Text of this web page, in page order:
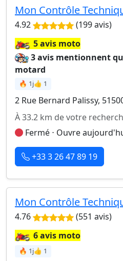
Mon Contrôle
4.92 (199 avis)
🏍️5 avis moto
3 avis mentionnent
motard
🔥 1j👍 1
2 Rue Bernard Palissy,
À 33.2 km de votre
Fermé ⋅ Ouvre
+33 3 26 47 89 19
Mon Contrôle
4.76 (551 avis)
🏍️6 avis moto
🔥 1j👍 1